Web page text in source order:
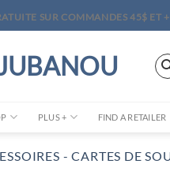
SUR COMMANDES 45$ ET +
PLUS + FIND A RETAILER
CARTES DE